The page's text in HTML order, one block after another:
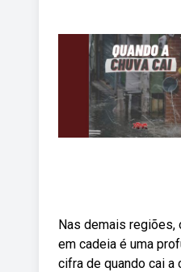
Nas demais regiões,
em cadeia é uma
cifra de quando cai a